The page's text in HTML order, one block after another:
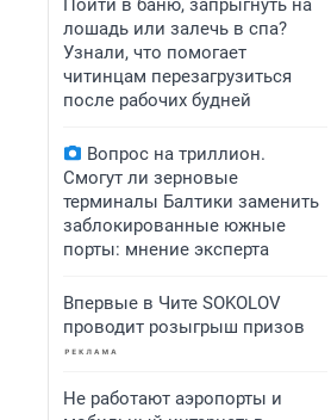
Пойти в баню, запрыгнуть на
лошадь или залечь в спа?
Узнали, что помогает
читинцам перезагрузиться
после рабочих будней
Вопрос на триллион.
Смогут ли зерновые
терминалы Балтики заменить
заблокированные южные
порты: мнение эксперта
Впервые в Чите SOKOLOV
проводит розыгрыш призов
Не работают аэропорты и